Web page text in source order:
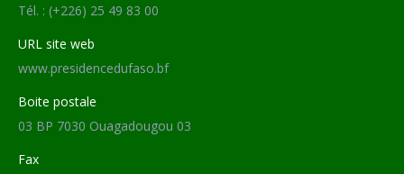
Tél. : (+226) 25 49 83 00
URL site web
www.presidencedufaso.bf
Boite postale
03 BP 7030 Ouagadougou 03
Fax